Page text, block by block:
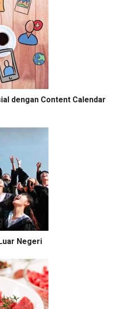
dengan Content Calendar
Negeri